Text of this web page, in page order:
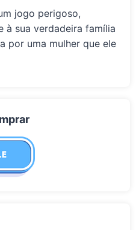
jogo perigoso,
à sua verdadeira família
por uma mulher que ele